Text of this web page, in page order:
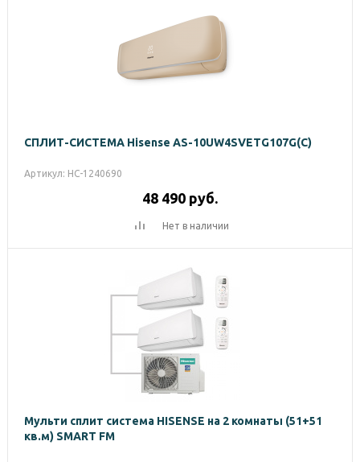
СПЛИТ-СИСТЕМА Hisense AS-10UW4SVETG107G(С)
Артикул: НС-1240690
48 490 руб.
Нет в наличии
Мульти сплит система HISENSE на 2 комнаты (51+51
кв.м) SMART FM